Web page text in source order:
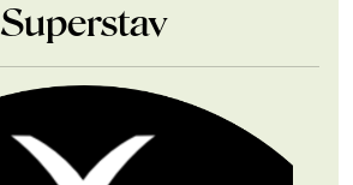
Superstav